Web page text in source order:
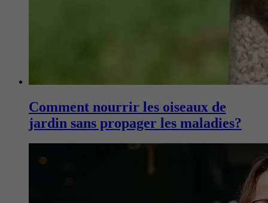
Comment nourrir les oiseaux de
jardin sans propager les maladies?